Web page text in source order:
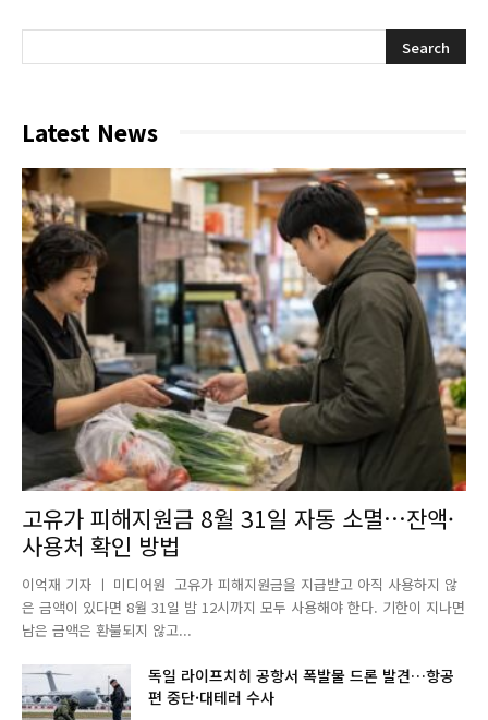
Latest News
고유가 피해지원금 8월 31일 자동 소멸…잔액·
사용처 확인 방법
이억재 기자 ㅣ 미디어원 고유가 피해지원금을 지급받고 아직 사용하지 않
은 금액이 있다면 8월 31일 밤 12시까지 모두 사용해야 한다. 기한이 지나면
남은 금액은 환불되지 않고...
독일 라이프치히 공항서 폭발물 드론 발견…항공
편 중단·대테러 수사